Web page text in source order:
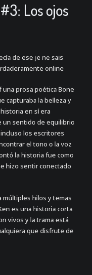
Los ojos
de ese je ne sais
online
prosa poética Bone
capturaba la belleza y
en sí era
un sentido de equilibrio
los escritores
el tono o la voz
la historia fue como
hizo sentir conectado
múltiples hilos y temas
es una historia corta
vivos y la trama está
que disfrute de